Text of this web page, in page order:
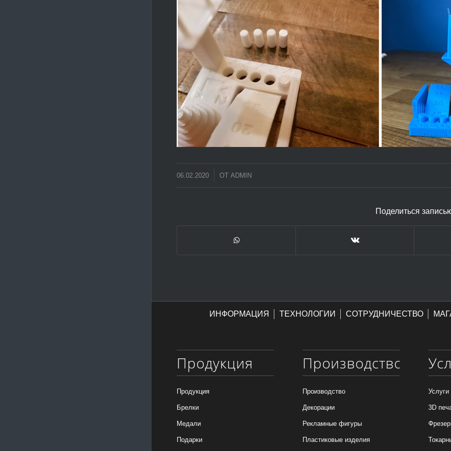
06.02.2020 ОТ ADMIN
Поделиться
ИНФОРМАЦИЯ ТЕХНОЛОГИИ СОТРУДНИЧЕСТВО
Продукция
Продукция
Брелки
Медали
Подарки
Производство
Производство
Декорации
Рекламные фигуры
Пластиковые изделия
Услуги
3D